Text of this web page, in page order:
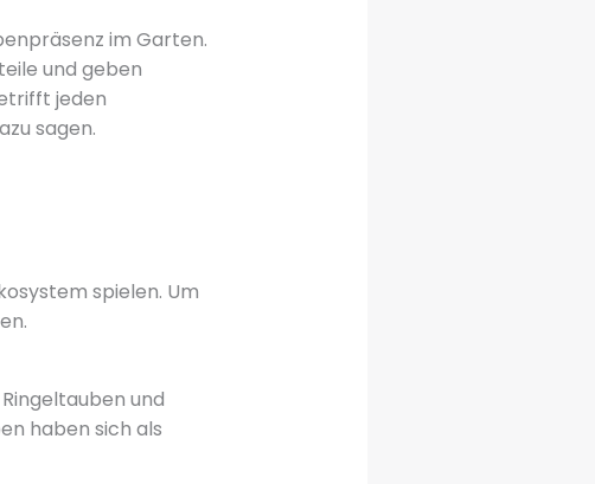
im Garten.
und geben
jeden
sagen.
spielen. Um
und
haben sich als